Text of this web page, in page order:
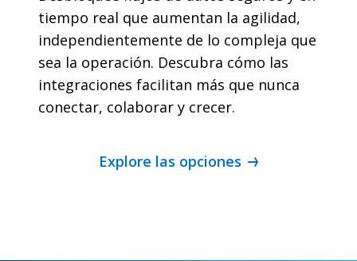
tiempo real que aumentan la agilidad,
independientemente de lo compleja que
sea la operación. Descubra cómo las
integraciones facilitan más que nunca
conectar, colaborar y crecer.
Explore las opciones